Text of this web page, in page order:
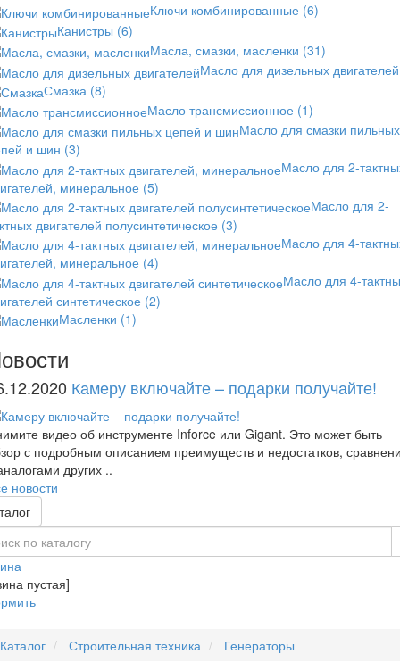
Ключи комбинированные (6)
Канистры (6)
Масла, смазки, масленки (31)
Масло для дизельных двигателей
Смазка (8)
Масло трансмиссионное (1)
Масло для смазки пильных
и шин (3)
Масло для 2-
минеральное (5)
Масло для 2-
двигателей полусинтетическое (3)
Масло для 4-
минеральное (4)
Масло для 4-
синтетическое (2)
Масленки (1)
Камеру включайте – подарки получайте!
видео об инструменте Inforce или Gigant. Это может быть
с подробным описанием преимуществ и недостатков,
других ..
новости
пустая]
Каталог Строительная техника Генераторы